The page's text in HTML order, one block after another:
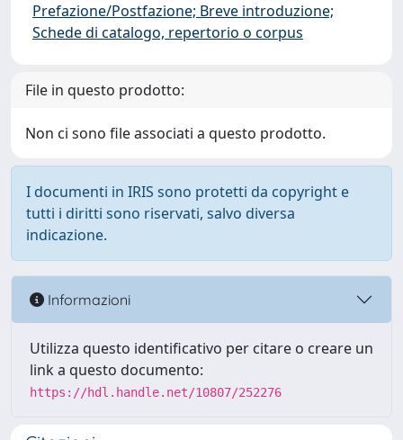
Prefazione/Postfazione; Breve introduzione;
Schede di catalogo, repertorio o corpus
File in questo prodotto:
Non ci sono file associati a questo prodotto.
I documenti in IRIS sono protetti da copyright e
tutti i diritti sono riservati, salvo diversa
indicazione.
Informazioni
Utilizza questo identificativo per citare o creare un
link a questo documento:
https://hdl.handle.net/10807/252276